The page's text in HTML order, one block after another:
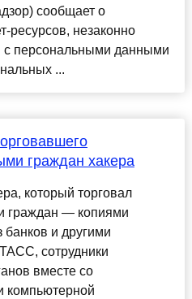
сообщает о
ресурсов, незаконно
персональными данными
...
граждан хакера
который торговал
граждан — копиями
банков и другими
сотрудники
вместе со
компьютерной